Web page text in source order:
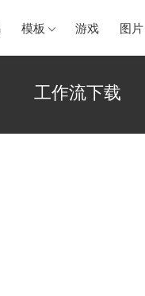
模板 游戏 图片
工作流下载